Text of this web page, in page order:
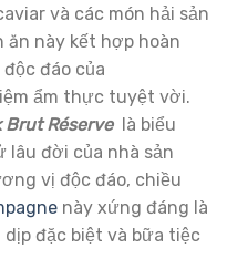
và các món hải sản
này kết hợp hoàn
đáo của
ẩm thực tuyệt vời.
Réservelà biểu
đời của nhà sản
vị độc đáo, chiều
này xứng đáng là
đặc biệt và bữa tiệc